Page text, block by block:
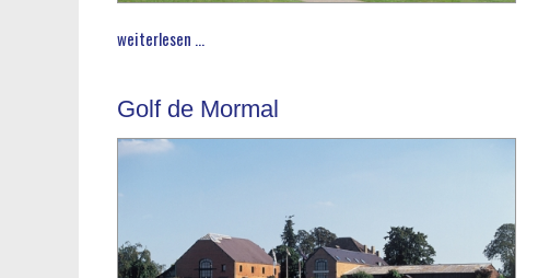
weiterlesen ...
Golf de Mormal